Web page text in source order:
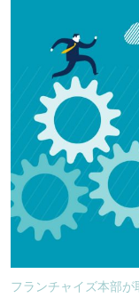
フランチャイズ本部